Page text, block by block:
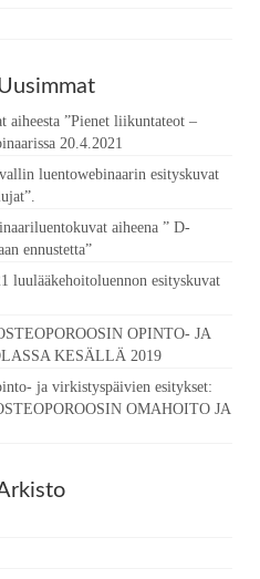
aiheesta ”Pienet liikuntateot –
20.4.2021
luentowebinaarin esityskuvat
aiheena ” D-
ennustetta”
luulääkehoitoluennon esityskuvat
OPINTO- JA
KESÄLLÄ 2019
ja virkistyspäivien esitykset:
OMAHOITO JA